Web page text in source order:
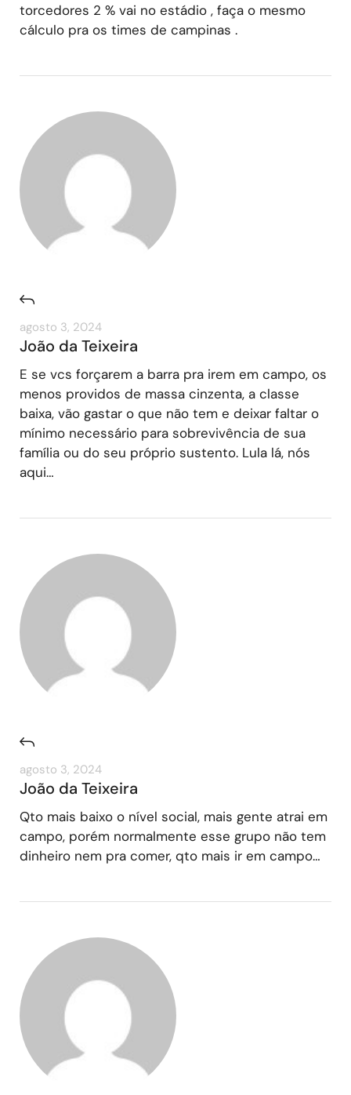
torcedores 2 % vai no estádio , faça o mesmo
cálculo pra os times de campinas .
agosto 3, 2024
João da Teixeira
E se vcs forçarem a barra pra irem em campo, os
menos providos de massa cinzenta, a classe
baixa, vão gastar o que não tem e deixar faltar o
mínimo necessário para sobrevivência de sua
família ou do seu próprio sustento. Lula lá, nós
aqui…
agosto 3, 2024
João da Teixeira
Qto mais baixo o nível social, mais gente atrai em
campo, porém normalmente esse grupo não tem
dinheiro nem pra comer, qto mais ir em campo…